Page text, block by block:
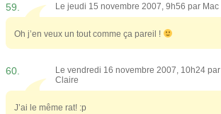
59. Le jeudi 15 novembre 2007, 9h56 par Mac
Oh j’en veux un tout comme ça pareil !
60.
Le vendredi 16 novembre 2007, 10h24 par
Claire
J’ai le même rat! :p